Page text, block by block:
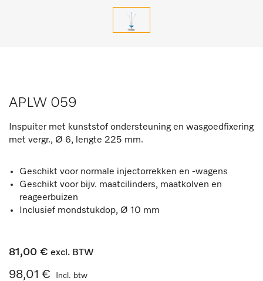
APLW 059
Inspuiter met kunststof ondersteuning en wasgoedfixering
met vergr., Ø 6, lengte 225 mm.
Geschikt voor normale injectorrekken en -wagens
Geschikt voor bijv. maatcilinders, maatkolven en
reageerbuizen
Inclusief mondstukdop, Ø 10 mm
81,00 € excl. BTW
98,01 € Incl. btw